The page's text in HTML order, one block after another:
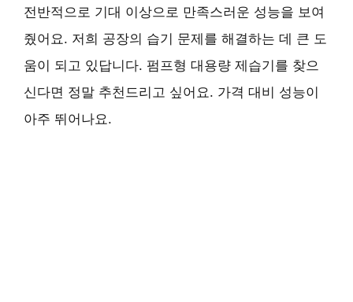
전반적으로 기대 이상으로 만족스러운 성능을 보여
줬어요. 저희 공장의 습기 문제를 해결하는 데 큰 도
움이 되고 있답니다. 펌프형 대용량 제습기를 찾으
신다면 정말 추천드리고 싶어요. 가격 대비 성능이
아주 뛰어나요.